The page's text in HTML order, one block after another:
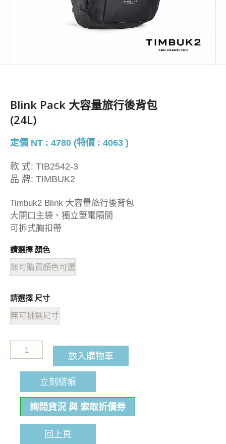
Blink Pack 大容量旅行後背包
(24L)
定價 NT : 4780 (特價 : 4063 )
款 式: TIB2542-3
品 牌: TIMBUK2
Timbuk2 Blink 大容量旅行後背包
大開口主袋、獨立筆電隔間
可拆式胸扣帶
請選擇 顏色
無可購買顏色可選
請選擇 尺寸
無可挑選尺寸
放入購物車
立刻結帳
詢問貨況 與 索取折價券
回上頁